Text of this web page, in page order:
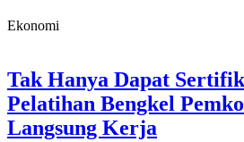
Ekonomi
Tak Hanya Dapat
Pelatihan Bengkel
Langsung Kerja